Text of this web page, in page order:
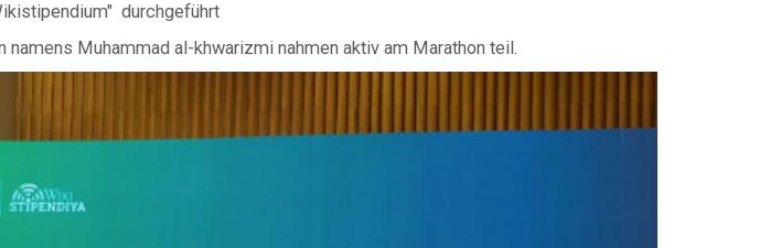
durchgeführt
Muhammad al-khwarizmi nahmen aktiv am Marathon teil.